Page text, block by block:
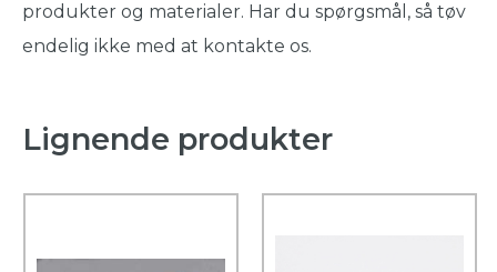
produkter og materialer. Har du spørgsmål, så tøv
endelig ikke med at kontakte os.
Lignende produkter